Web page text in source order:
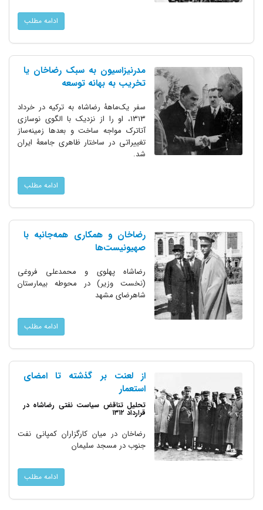
ادامه مطلب
مدرنیزاسیون به سبک رضاخان یا
تخریب به بهانه توسعه
سفر یک‌ماهۀ رضاشاه به ترکیه در خرداد
۱۳۱۳، او را از نزدیک با الگوی نوسازی
آتاترک مواجه ساخت و بعدها زمینه‌ساز
تغییراتی در ساختار ظاهری جامعۀ ایران
شد.
ادامه مطلب
رضاخان و همکاری همه‌جانبه با
صهیونیست‌ها
رضاشاه پهلوی و محمدعلی فروغی
(نخست وزیر) در محوطه بیمارستان
شاهرضای مشهد
ادامه مطلب
از لعنت بر گذشته تا امضای
استعمار
تحلیل تناقض سیاست نفتی رضاشاه در
قرارداد ۱۳۱۲
رضاخان در میان کارگزاران کمپانی نفت
جنوب در مسجد سلیمان
ادامه مطلب